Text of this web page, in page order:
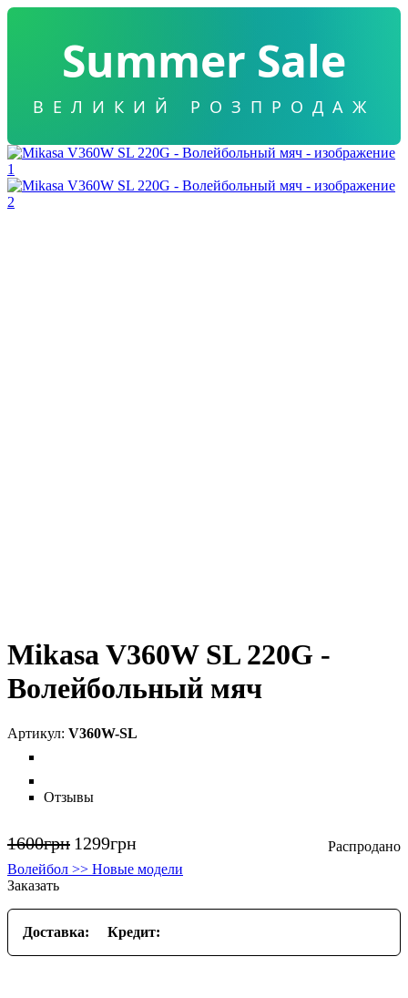
Summer Sale
ВЕЛИКИЙ РОЗПРОДАЖ
Mikasa V360W SL 220G -
Волейбольный мяч
V360W-SL
Отзывы
1600грн 1299грн
Волейбол >> Новые модели
Заказать
Доставка: Кредит: